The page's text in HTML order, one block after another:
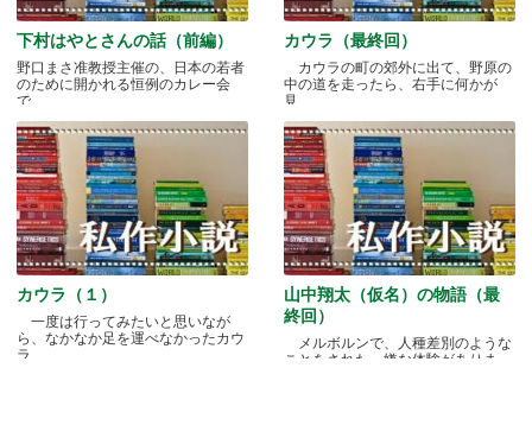
下村はやとさんの話（前編）
野口まさ准教授主催の、日本の若者
のために開かれる恒例のカレー会
で.....
カウラ（最終回）
カウラの町の郊外に出て、野原の
中の道を走ったら、右手に何かが
見.....
カウラ（１）
一度は行ってみたいと思いなが
ら、なかなか足を運べなかったカウ
ラ.....
山中翔太（仮名）の物語（最
終回）
メルボルンで、人種差別のような
ことをされた、嫌な体験がありま